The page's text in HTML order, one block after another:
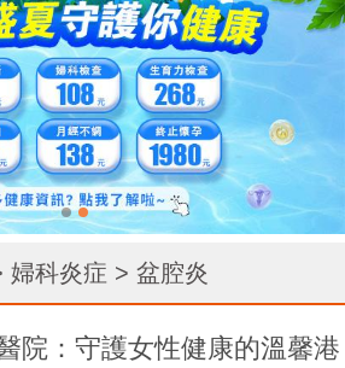
婦科炎症 > 盆腔炎
院：守護女性健康的溫馨港